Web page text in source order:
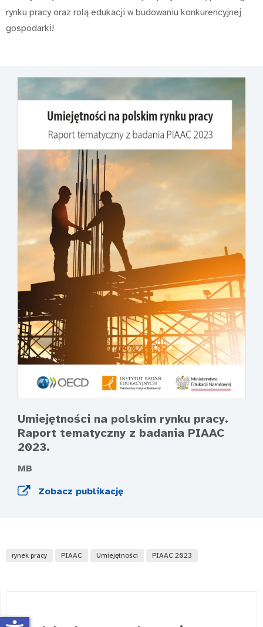
rynku pracy oraz rolą edukacji w budowaniu konkurencyjnej
gospodarki!
Umiejętności na polskim rynku pracy.
Raport tematyczny z badania PIAAC
2023.
MB
Zobacz publikację
rynek pracy PIAAC Umiejętności PIAAC 2023